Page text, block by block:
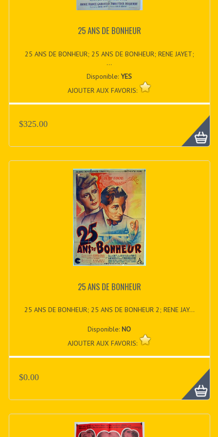
25 ANS DE BONHEUR
25 ANS DE BONHEUR; 25 ANS DE BONHEUR; RENE JAYET;
...
Disponible:YES
AJOUTER AUX FAVORIS:
$325.00
25 ANS DE BONHEUR
25 ANS DE BONHEUR; 25 ANS DE BONHEUR 2; RENE JAY...
Disponible:NO
AJOUTER AUX FAVORIS:
$0.00